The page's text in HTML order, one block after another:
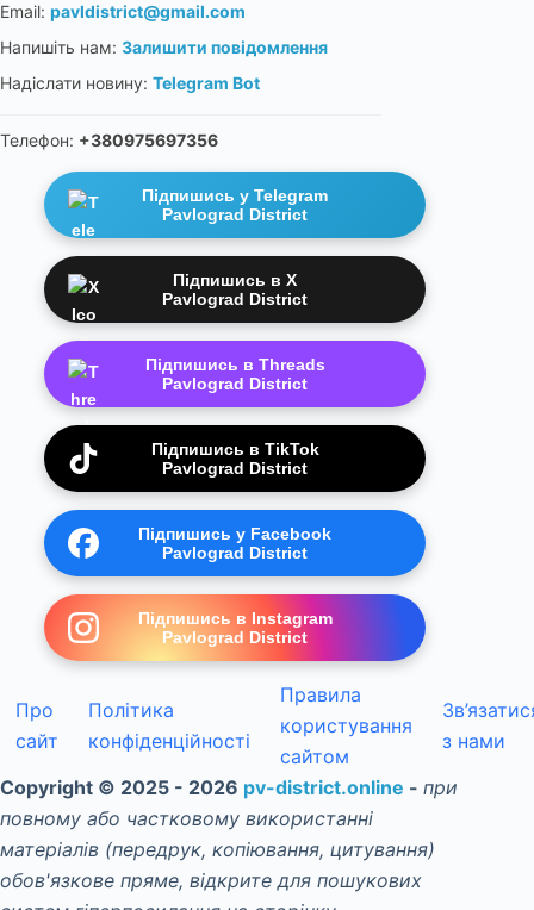
Email: pavldistrict@gmail.com
Напишіть нам: Залишити повідомлення
Надіслати новину: Telegram Bot
Телефон: +380975697356
Підпишись у Telegram
Pavlograd District
Підпишись в X
Pavlograd District
Підпишись в Threads
Pavlograd District
Підпишись в TikTok
Pavlograd District
Підпишись у Facebook
Pavlograd District
Підпишись в Instagram
Pavlograd District
Про
сайт
Політика
конфіденційності
Правила
користування
сайтом
з нами
Copyright © 2025 - 2026 pv-district.online - при
повному або частковому використанні
матеріалів (передрук, копіювання, цитування)
обов'язкове пряме, відкрите для пошукових